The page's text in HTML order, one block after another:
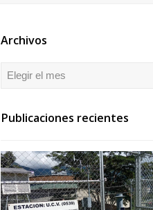
Archivos
Archivos
Publicaciones recientes